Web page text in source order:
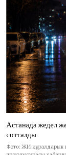
Астанада жедел
сотталды
Фото: ЖИ құралдарын